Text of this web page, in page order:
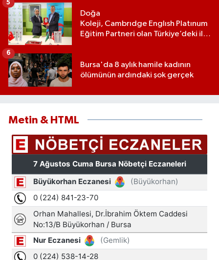
Doğa
Koleji, Cambrıdge Englısh Platınum
Eğitim Partneri olan Türkiye’deki ilk
5
Bursa'da 8 aylık hamile kadının
ölümünün ardındaki şok gerçek
6
Metin & HTML